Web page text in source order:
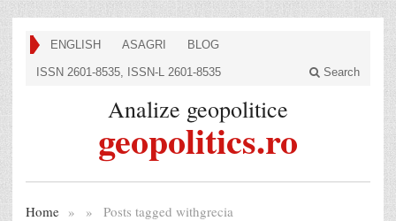
ENGLISH ASAGRI BLOG
ISSN 2601-8535, ISSN-L 2601-8535 Search
Analize geopolitice
geopolitics.ro
Home » Posts tagged with
» grecia